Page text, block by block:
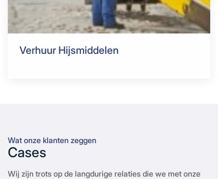
Verhuur Hijsmiddelen
Cases
Wat onze klanten zeggen
Wij zijn trots op de langdurige relaties die we met onze